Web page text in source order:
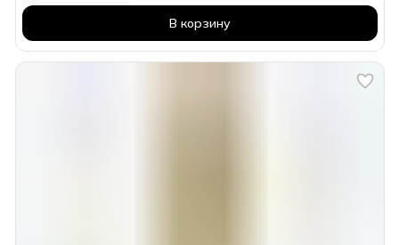
В корзину